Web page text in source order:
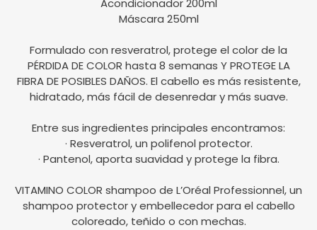
Acondicionador 200ml
Máscara 250ml
Formulado con resveratrol, protege el color de la
PÉRDIDA DE COLOR hasta 8 semanas Y PROTEGE LA
FIBRA DE POSIBLES DAÑOS. El cabello es más resistente,
hidratado, más fácil de desenredar y más suave.
Entre sus ingredientes principales encontramos:
· Resveratrol, un polifenol protector.
· Pantenol, aporta suavidad y protege la fibra.
VITAMINO COLOR shampoo de L’Oréal Professionnel, un
shampoo protector y embellecedor para el cabello
coloreado, teñido o con mechas.